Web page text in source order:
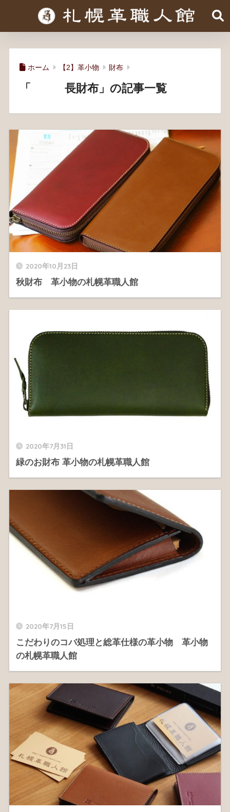
ホーム 【2】革小物 財布
「 長財布」の記事一覧
2020年10月23日
秋財布 革小物の札幌革職人館
2020年7月31日
緑のお財布 革小物の札幌革職人館
2020年7月15日
こだわりのコバ処理と総革仕様の革小物 革小物
の札幌革職人館